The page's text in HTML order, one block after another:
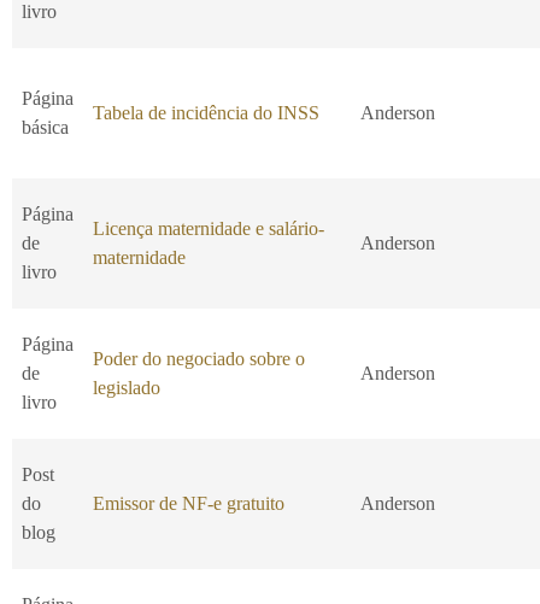
livro
Página
básica
Tabela de incidência do INSS Anderson
Página
de
livro
Licença maternidade e salário-
maternidade
Anderson
Página
de
livro
Poder do negociado sobre o
legislado
Anderson
Post
do
blog
Emissor de NF-e gratuito Anderson